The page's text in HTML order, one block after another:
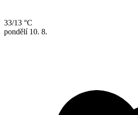
33/13 °C
pondělí 10. 8.